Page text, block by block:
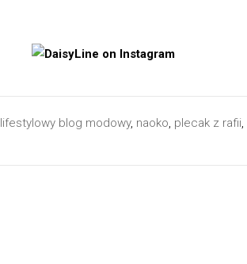
lifestylowy blog modowy, naoko, plecak z rafii,